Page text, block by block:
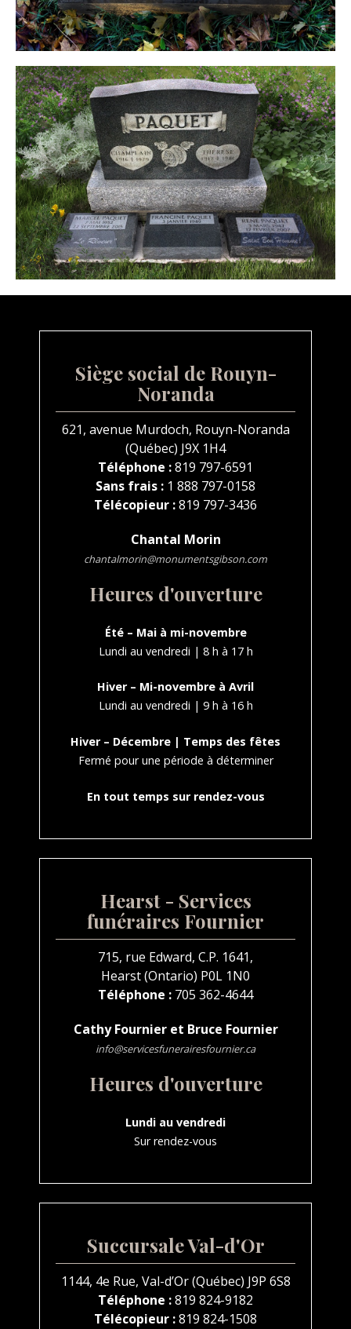
Siège social de Rouyn-
Noranda
621, avenue Murdoch, Rouyn-Noranda
(Québec) J9X 1H4
Téléphone :819 797-6591
Sans frais : 1 888 797-0158
Télécopieur :819 797-3436
Chantal Morin
chantalmorin@monumentsgibson.com
Heures d'ouverture
Été – Mai à mi-novembre
Lundi au vendredi | 8 h à 17 h
Hiver – Mi-novembre à Avril
Lundi au vendredi | 9 h à 16 h
Hiver – Décembre | Temps des fêtes
Fermé pour une période à déterminer
En tout temps sur rendez-vous
Hearst - Services
funéraires Fournier
715, rue Edward, C.P. 1641,
Hearst (Ontario) P0L 1N0
Téléphone : 705 362-4644
Cathy Fournier et Bruce Fournier
info@servicesfunerairesfournier.ca
Heures d'ouverture
Lundi au vendredi
Sur rendez-vous
Succursale Val-d'Or
1144, 4e Rue, Val-d’Or (Québec) J9P 6S8
Téléphone :819 824-9182
Télécopieur :819 824-1508